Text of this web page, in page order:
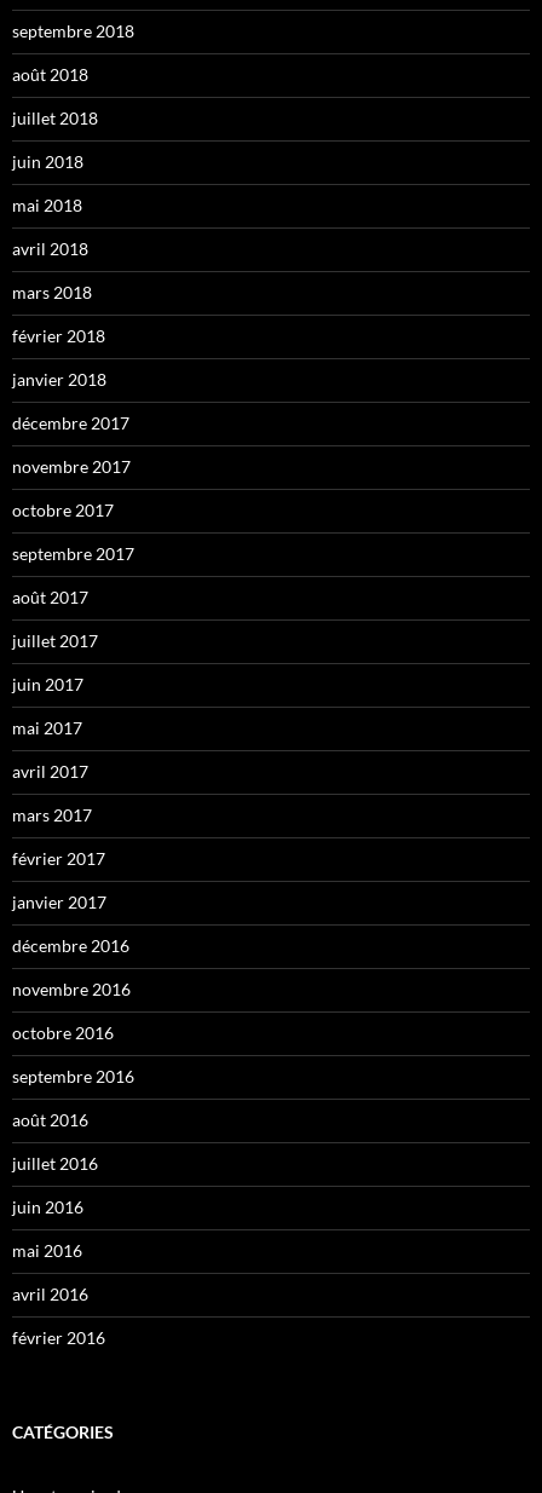
septembre 2018
août 2018
juillet 2018
juin 2018
mai 2018
avril 2018
mars 2018
février 2018
janvier 2018
décembre 2017
novembre 2017
octobre 2017
septembre 2017
août 2017
juillet 2017
juin 2017
mai 2017
avril 2017
mars 2017
février 2017
janvier 2017
décembre 2016
novembre 2016
octobre 2016
septembre 2016
août 2016
juillet 2016
juin 2016
mai 2016
avril 2016
février 2016
CATÉGORIES